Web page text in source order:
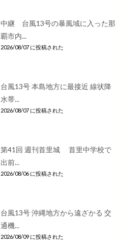
中継 台風13号の暴風域に入った那
覇市内...
2026/08/07 に投稿された
台風13号 本島地方に最接近 線状降
水帯...
2026/08/07 に投稿された
第41回 週刊首里城 首里中学校で
出前...
2026/08/06 に投稿された
台風13号 沖縄地方から遠ざかる 交
通機...
2026/08/09 に投稿された